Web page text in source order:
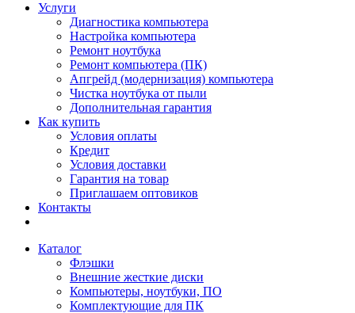
Услуги
Диагностика компьютера
Настройка компьютера
Ремонт ноутбука
Ремонт компьютера (ПК)
Апгрейд (модернизация) компьютера
Чистка ноутбука от пыли
Дополнительная гарантия
Как купить
Условия оплаты
Кредит
Условия доставки
Гарантия на товар
Приглашаем оптовиков
Контакты
Каталог
Флэшки
Внешние жесткие диски
Компьютеры, ноутбуки, ПО
Комплектующие для ПК